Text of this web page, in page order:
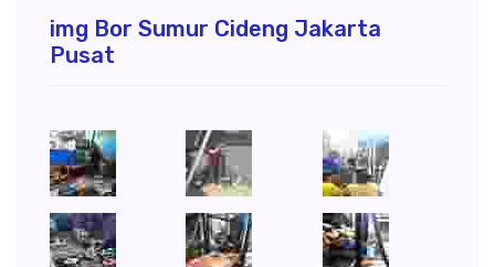
img Bor Sumur Cideng Jakarta
Pusat